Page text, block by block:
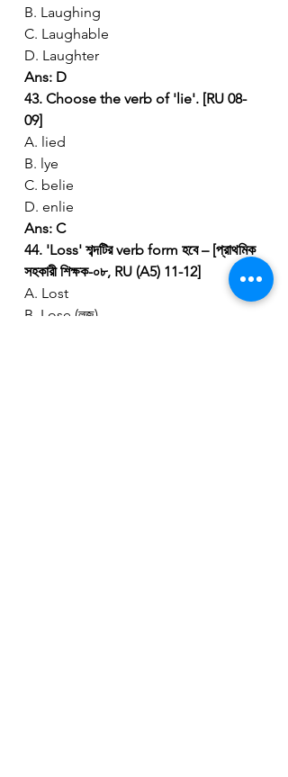
B. Laughing
C. Laughable
D. Laughter
Ans: D
43. Choose the verb of 'lie'. [RU 08-
09]
A. lied
B. lye
C. belie
D. enlie
Ans: C
44. 'Loss' শব্দটির verb form হবে – [প্রাথমিক
সহকারী শিক্ষক-০৮, RU (A5) 11-12]
A. Lost
B. Lose (লুজ)